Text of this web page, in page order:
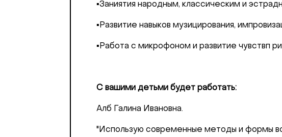
Добрый день!
Если вы хотите с нами
По адресу:
▪️Заниятия народным, классическим и
▪️Развитие навыков музицирования,
▪️Работа с микрофоном и развитие чувствп
С вашими детьми будет работать:
Алб Галина Ивановна.
"Использую современные методы и формы